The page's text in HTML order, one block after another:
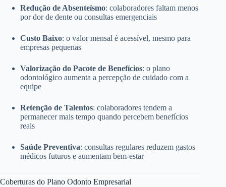
Redução de Absenteísmo: colaboradores faltam menos
por dor de dente ou consultas emergenciais
Custo Baixo: o valor mensal é acessível, mesmo para
empresas pequenas
Valorização do Pacote de Benefícios: o plano
odontológico aumenta a percepção de cuidado com a
equipe
Retenção de Talentos: colaboradores tendem a
permanecer mais tempo quando percebem benefícios
reais
Saúde Preventiva: consultas regulares reduzem gastos
médicos futuros e aumentam bem-estar
Coberturas do Plano Odonto Empresarial